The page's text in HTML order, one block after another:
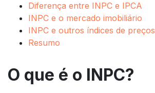
Diferença entre INPC e IPCA
INPC e o mercado imobiliário
INPC e outros índices de preços
Resumo
O que é o INPC?